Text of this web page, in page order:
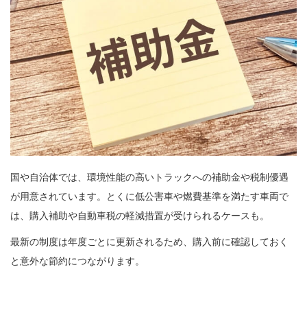
国や自治体では、環境性能の高いトラックへの補助金や税制優遇
が用意されています。とくに低公害車や燃費基準を満たす車両で
は、購入補助や自動車税の軽減措置が受けられるケースも。
最新の制度は年度ごとに更新されるため、購入前に確認しておく
と意外な節約につながります。